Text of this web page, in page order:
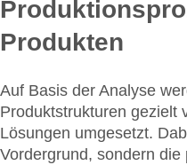
Produkten
Auf Basis der Analyse
Produktstrukturen gezielt
Lösungen umgesetzt.
Vordergrund, sondern